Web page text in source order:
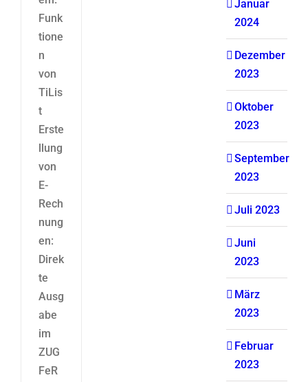
Funk
tione
n
von
TiLis
t
Erste
llung
von
E-
Rech
nung
en:
Direk
te
Ausg
abe
im
ZUG
FeR
Januar
2024
Dezember
2023
Oktober
2023
September
2023
Juli 2023
Juni
2023
März
2023
Februar
2023